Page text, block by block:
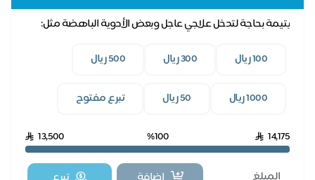
يتيمة بحاجة لتدخل علاجي عاجل وبعض الأدوية الباهضة مثل:
1000 ريال تبرع مفتوح
14,175
%100
13,500